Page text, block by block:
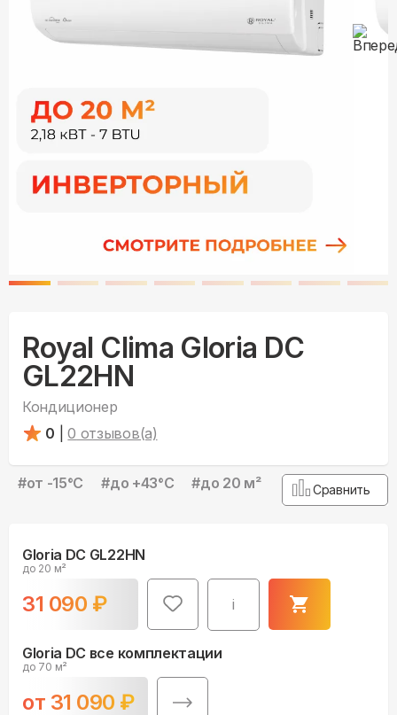
Royal Clima Gloria DC
GL22HN
Кондиционер
0
0 отзывов(а)
#от -15°С #до +43°С #до 20 м² Сравнить
Gloria DC GL22HN
до 20 м²
31 090 ₽ i
Gloria DC все комплектации
до 70 м²
от 31 090 ₽